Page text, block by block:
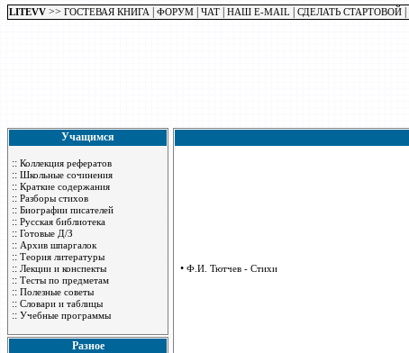
LITEVV >> ГОСТЕВАЯ КНИГА ФОРУМ ЧАТ НАШ E-MAIL СДЕЛАТЬ СТАРТОВОЙ
Учащимся
:: Коллекция рефератов
:: Школьные сочинения
:: Краткие содержания
:: Разборы стихов
:: Биографии писателей
:: Русская библиотека
:: Готовые Д/З
:: Архив шпаргалок
:: Теория литературы
:: Лекции и конспекты
:: Тесты по предметам
:: Полезные советы
:: Словари и таблицы
:: Учебные программы
Разное
• Ф.И. Тютчев - Стихи